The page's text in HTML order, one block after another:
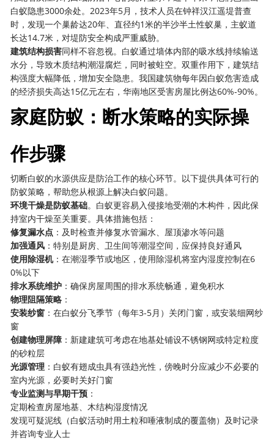
白蚁隐患3000余处。2023年5月，技术人员在钟祥汉江遥堤普查
时，发现一个巢龄达20年、直径约1米的半沙半土性蚁巢，主蚁道
长达14.7米，对堤防安全构成严重威胁。
建筑结构损害同样不容忽视。白蚁通过墙体内部的吸水线持续输送
水分，导致木质结构潮湿腐烂，同时被蛀空。双重作用下，建筑结
构强度大幅降低，增加安全隐患。我国建筑物每年因白蚁危害造成
的经济损失高达15亿元左右，华南地区受害房屋比例达60%-90%。
家庭防蚁：断水策略的实际操
作步骤
切断白蚁的水源供应是防治工作的核心环节。以下提供具体可行的
防蚁策略，帮助您从根源上解决白蚁问题。
环境干燥是防蚁基础。白蚁更容易入侵接地受潮的木构件，因此保
持室内干燥至关重要。具体措施包括：
修复漏水点 ：及时检查并修复水管漏水、屋顶渗水等问题
加强通风 ：特别是厨房、卫生间等潮湿空间，应保持良好通风
使用除湿机：在潮湿季节或地区，使用除湿机将室内湿度控制在6
0%以下
排水系统维护 ：确保房屋周围的排水系统畅通，避免积水
物理阻隔策略 ：
安装纱窗 ：在白蚁分飞季节（每年3-5月）关闭门窗，或安装细网纱
窗
创建物理屏障 ：新建建筑可考虑在地基处铺设不锈钢网或特定粒度
的砂粒层
光源管理 ：白蚁有翅成虫具有强趋光性，傍晚时分应减少不必要的
室内光源，必要时关好门窗
专业监测与早期干预 ：
定期检查房屋地基、木结构湿度情况
发现可疑泥线（白蚁活动时用土粒和唾液制成的覆盖物）及时记录
并咨询专业人士